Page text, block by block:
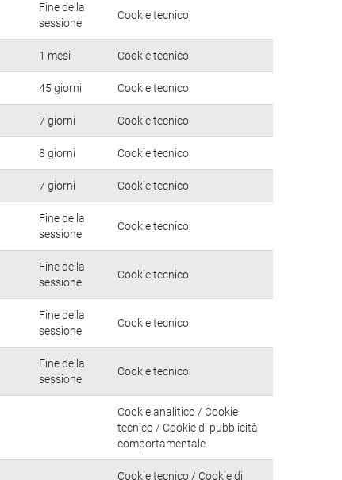
Fine della
sessione
Cookie tecnico
1 mesi Cookie tecnico
45 giorni Cookie tecnico
7 giorni Cookie tecnico
8 giorni Cookie tecnico
7 giorni Cookie tecnico
Fine della
sessione
Cookie tecnico
Fine della
sessione
Cookie tecnico
Fine della
sessione
Cookie tecnico
Fine della
sessione
Cookie tecnico
Cookie analitico / Cookie
tecnico / Cookie di pubblicità
comportamentale
Cookie tecnico / Cookie di